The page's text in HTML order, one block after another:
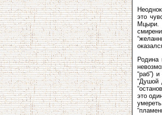
это
Мцыри.
“раб”)
“Душой
это